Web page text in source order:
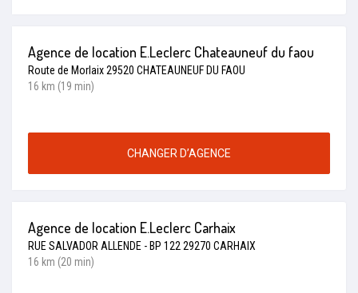
Agence de location E.Leclerc Chateauneuf du faou
Route de Morlaix 29520 CHATEAUNEUF DU FAOU
16 km (19 min)
CHANGER D’AGENCE
Agence de location E.Leclerc Carhaix
RUE SALVADOR ALLENDE - BP 122 29270 CARHAIX
16 km (20 min)